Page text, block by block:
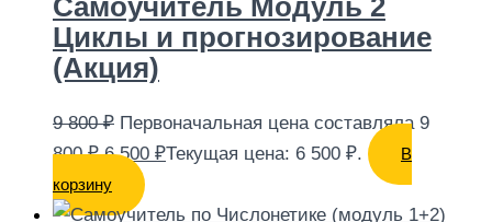
Самоучитель Модуль 2
Циклы и прогнозирование
(Акция)
9 800₽ Первоначальная цена составляла 9
800 ₽.6 500 ₽Текущая цена: 6 500 ₽.
В
корзину